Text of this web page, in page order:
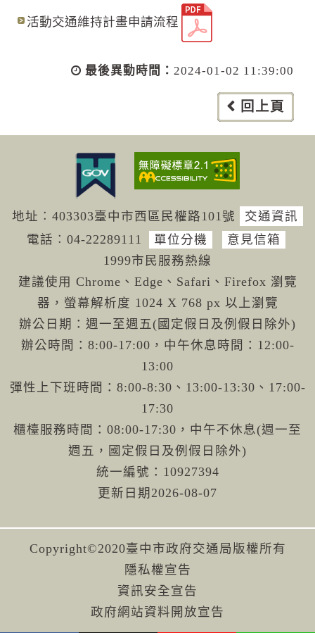
活動交通維持計畫申請流程
最後異動時間： 2024-01-02 11:39:00
回上頁
地址︰403303臺中市西區民權路101號
交通資訊
電話︰04-22289111 單位分機
意見信箱
1999市民服務熱線
建議使用 Chrome、Edge、Safari、Firefox 瀏覽
器，螢幕解析度 1024 X 768 px 以上瀏覽
辦公日期：週一至週五(國定假日及例假日除外)
辦公時間：8:00-17:00，中午休息時間：12:00-
13:00
彈性上下班時間：8:00-8:30、13:00-13:30、17:00-
17:30
櫃檯服務時間：08:00-17:30，中午不休息(週一至
週五，國定假日及例假日除外)
統一編號：10927394
更新日期 2026-08-07
Copyright©2020臺中市政府交通局版權所有
隱私權宣告
資訊安全宣告
政府網站資料開放宣告